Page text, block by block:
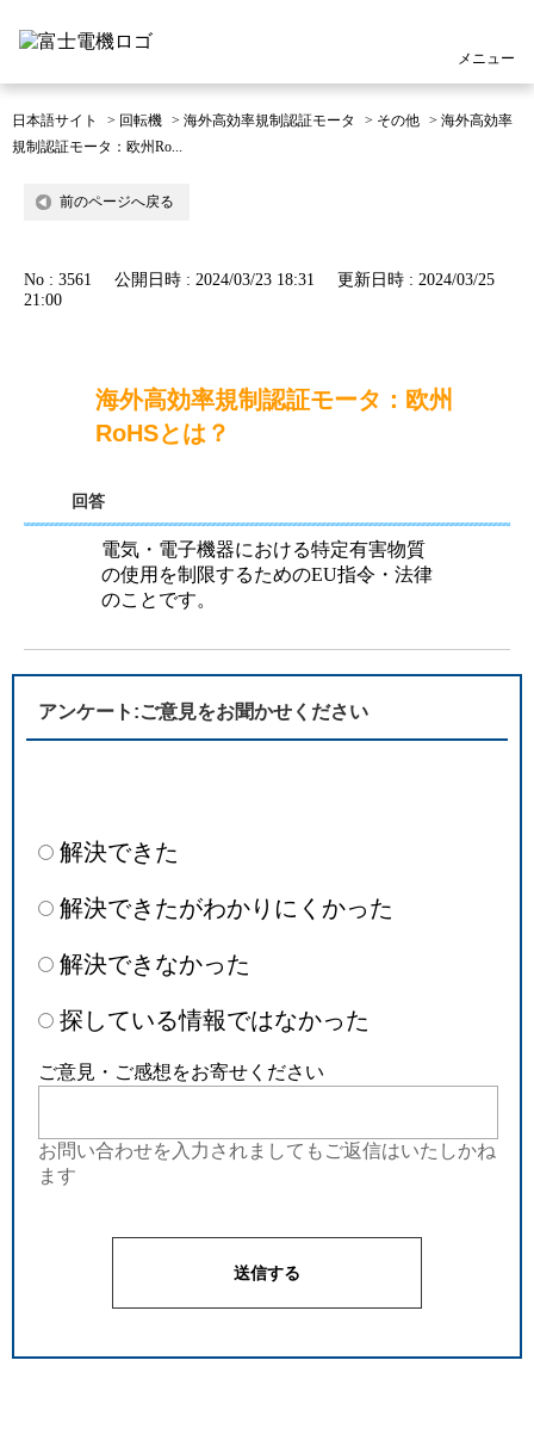
メニュー
日本語サイト > 回転機 > 海外高効率規制認証モータ > その他 > 海外高効率
規制認証モータ：欧州Ro...
前のページへ戻る
No : 3561 公開日時 : 2024/03/23 18:31
更新日時 : 2024/03/25
21:00
海外高効率規制認証モータ：欧州
RoHSとは？
回答
電気・電子機器における特定有害物質
の使用を制限するためのEU指令・法律
のことです。
アンケート:ご意見をお聞かせください
解決できた
解決できたがわかりにくかった
解決できなかった
探している情報ではなかった
ご意見・ご感想をお寄せください
お問い合わせを入力されましてもご返信はいたしかね
ます